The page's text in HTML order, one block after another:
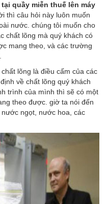
quầy miễn thuế lên máy
thì câu hỏi này luôn muốn
nước. chúng tôi muốn cho
chất lõng mà quý khách có
mang theo, và các trường
lõng là điều cấm của các
về chất lõng quý khách
trình của mình thì sẽ có một
theo được. giờ ta nói đến
ngọt, nước hoa, các